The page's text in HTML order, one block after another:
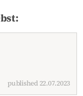
published 22.07.2023